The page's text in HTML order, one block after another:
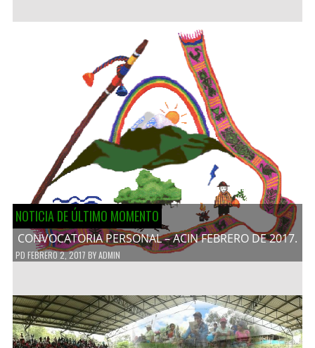
NOTICIA DE ÚLTIMO MOMENTO
CONVOCATORIA PERSONAL – ACIN FEBRERO DE 2017.
PD FEBRERO 2, 2017 BYADMIN